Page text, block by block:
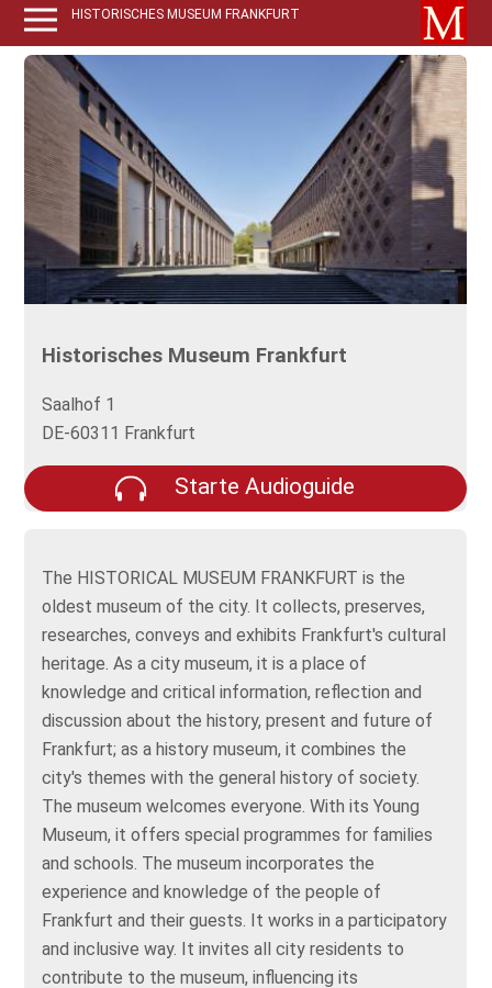
HISTORISCHES MUSEUM FRANKFURT
Historisches Museum Frankfurt
Saalhof 1
DE-60311 Frankfurt
Starte Audioguide
The HISTORICAL MUSEUM FRANKFURT is the
oldest museum of the city. It collects, preserves,
researches, conveys and exhibits Frankfurt's cultural
heritage. As a city museum, it is a place of
knowledge and critical information, reflection and
discussion about the history, present and future of
Frankfurt; as a history museum, it combines the
city's themes with the general history of society.
The museum welcomes everyone. With its Young
Museum, it offers special programmes for families
and schools. The museum incorporates the
experience and knowledge of the people of
Frankfurt and their guests. It works in a participatory
and inclusive way. It invites all city residents to
contribute to the museum, influencing its